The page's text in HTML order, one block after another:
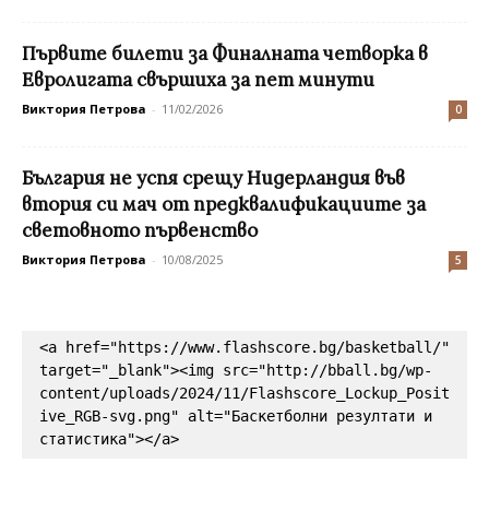
Първите билети за Финалната четворка в
Евролигата свършиха за пет минути
Виктория Петрова - 11/02/2026 0
България не успя срещу Нидерландия във
втория си мач от предквалификациите за
световното първенство
Виктория Петрова - 10/08/2025 5
<a href="https://www.flashscore.bg/basketball/"
target="_blank"><img src="http://bball.bg/wp-
content/uploads/2024/11/Flashscore_Lockup_Posit
ive_RGB-svg.png" alt="Баскетболни резултати и
статистика"></a>